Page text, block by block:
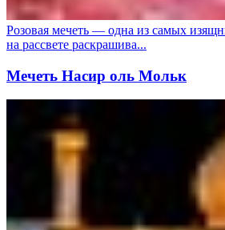
Розовая мечеть — одна из самых
на рассвете раскрашива...
Мечеть Насир оль Мольк